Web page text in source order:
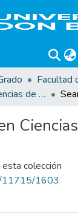
Licenciatura en Ciencias de la Educación
colección
11715/1603